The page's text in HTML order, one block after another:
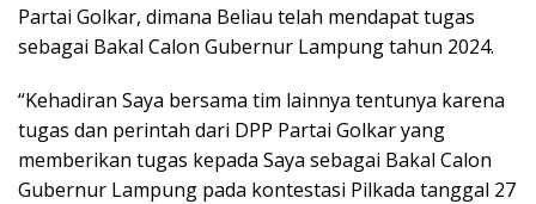
Partai Golkar, dimana Beliau telah mendapat tugas
sebagai Bakal Calon Gubernur Lampung tahun 2024.
“Kehadiran Saya bersama tim lainnya tentunya karena
tugas dan perintah dari DPP Partai Golkar yang
memberikan tugas kepada Saya sebagai Bakal Calon
Gubernur Lampung pada kontestasi Pilkada tanggal 27